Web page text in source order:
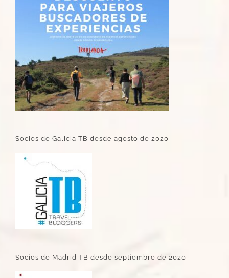
Socios de Galicia TB desde agosto de 2020
Socios de Madrid TB desde septiembre de 2020